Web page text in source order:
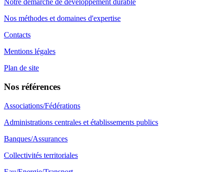
Notre démarche de développement durable
Nos méthodes et domaines d'expertise
Contacts
Mentions légales
Plan de site
Nos références
Associations/Fédérations
Administrations centrales et établissements publics
Banques/Assurances
Collectivités territoriales